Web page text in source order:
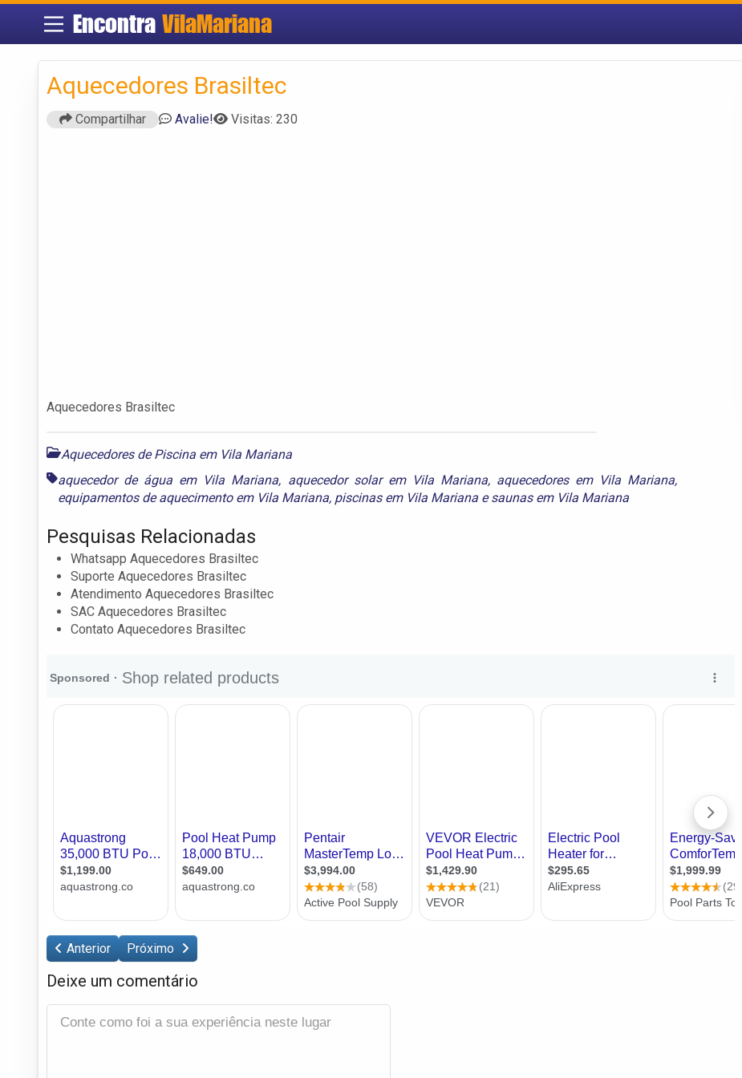
Encontra VilaMariana
Aquecedores Brasiltec
Compartilhar Avalie! Visitas: 230
Aquecedores Brasiltec
Aquecedores de Piscina em Vila Mariana
aquecedor de água em Vila Mariana, aquecedor solar em Vila Mariana, aquecedores em Vila Mariana,
equipamentos de aquecimento em Vila Mariana, piscinas em Vila Mariana esaunas em Vila Mariana
Pesquisas Relacionadas
Whatsapp Aquecedores Brasiltec
Suporte Aquecedores Brasiltec
Atendimento Aquecedores Brasiltec
SAC Aquecedores Brasiltec
Contato Aquecedores Brasiltec
Anterior Próximo
Deixe um comentário